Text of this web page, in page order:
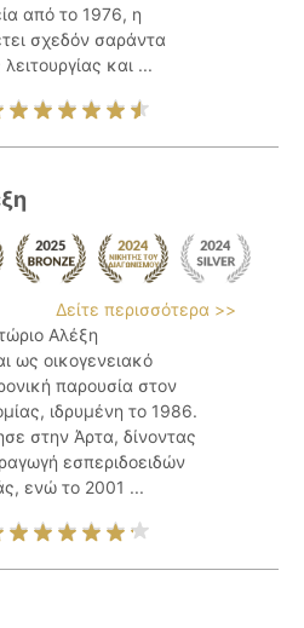
από το 1976, η
σχεδόν σαράντα
και ...
Δείτε περισσότερα >>
Αλέξη
ως οικογενειακό
παρουσία στον
ιδρυμένη το 1986.
στην Άρτα, δίνοντας
εσπεριδοειδών
ενώ το 2001 ...